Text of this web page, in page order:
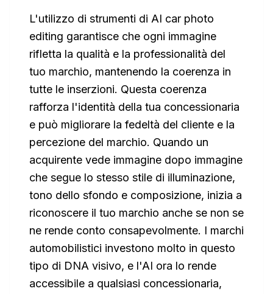
L'utilizzo di strumenti di AI car photo
editing garantisce che ogni immagine
rifletta la qualità e la professionalità del
tuo marchio, mantenendo la coerenza in
tutte le inserzioni. Questa coerenza
rafforza l'identità della tua concessionaria
e può migliorare la fedeltà del cliente e la
percezione del marchio. Quando un
acquirente vede immagine dopo immagine
che segue lo stesso stile di illuminazione,
tono dello sfondo e composizione, inizia a
riconoscere il tuo marchio anche se non se
ne rende conto consapevolmente. I marchi
automobilistici investono molto in questo
tipo di DNA visivo, e l'AI ora lo rende
accessibile a qualsiasi concessionaria,